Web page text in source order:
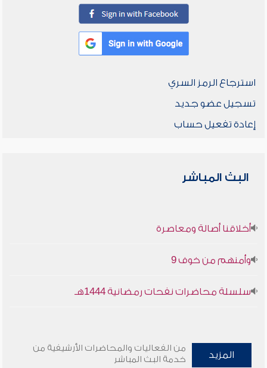
استرجاع الرمز السري
تسجيل عضو جديد
إعادة تفعيل حساب
البث المباشر
أخلاقنا أصالة ومعاصرة
وأمنهم من خوف 9
سلسلة محاضرات نفحات رمضانية 1444هـ
المزيد
من الفعاليات والمحاضرات الأرشيفية من
خدمة البث المباشر